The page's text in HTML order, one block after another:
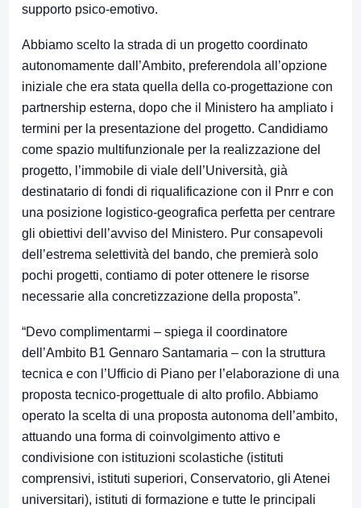
supporto psico-emotivo.
Abbiamo scelto la strada di un progetto coordinato
autonomamente dall’Ambito, preferendola all’opzione
iniziale che era stata quella della co-progettazione con
partnership esterna, dopo che il Ministero ha ampliato i
termini per la presentazione del progetto. Candidiamo
come spazio multifunzionale per la realizzazione del
progetto, l’immobile di viale dell’Università, già
destinatario di fondi di riqualificazione con il Pnrr e con
una posizione logistico-geografica perfetta per centrare
gli obiettivi dell’avviso del Ministero. Pur consapevoli
dell’estrema selettività del bando, che premierà solo
pochi progetti, contiamo di poter ottenere le risorse
necessarie alla concretizzazione della proposta”.
“Devo complimentarmi – spiega il coordinatore
dell’Ambito B1 Gennaro Santamaria – con la struttura
tecnica e con l’Ufficio di Piano per l’elaborazione di una
proposta tecnico-progettuale di alto profilo. Abbiamo
operato la scelta di una proposta autonoma dell’ambito,
attuando una forma di coinvolgimento attivo e
condivisione con istituzioni scolastiche (istituti
comprensivi, istituti superiori, Conservatorio, gli Atenei
universitari), istituti di formazione e tutte le principali